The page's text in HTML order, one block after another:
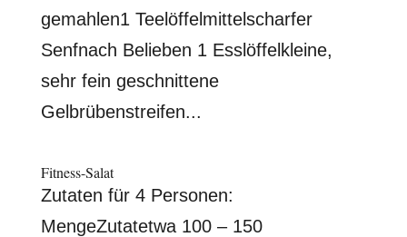
gemahlen1 Teelöffelmittelscharfer
Senfnach Belieben 1 Esslöffelkleine,
sehr fein geschnittene
Gelbrübenstreifen...
Fitness-Salat
Zutaten für 4 Personen:
MengeZutatetwa 100 – 150